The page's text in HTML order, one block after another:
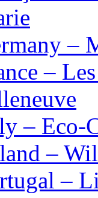
–
–
– Eco-
–
–